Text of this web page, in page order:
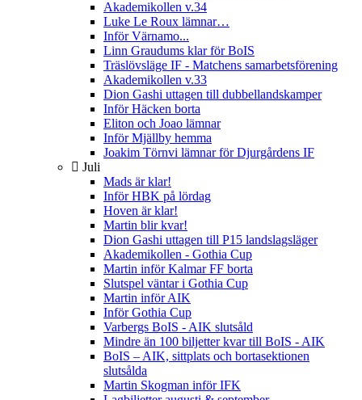
Akademikollen v.34
Luke Le Roux lämnar…
Inför Värnamo...
Linn Graudums klar för BoIS
Träslövsläge IF - Matchens samarbetsförening
Akademikollen v.33
Dion Gashi uttagen till dubbellandskamper
Inför Häcken borta
Eliton och Joao lämnar
Inför Mjällby hemma
Joakim Törnvi lämnar för Djurgårdens IF
Juli
Mads är klar!
Inför HBK på lördag
Hoven är klar!
Martin blir kvar!
Dion Gashi uttagen till P15 landslagsläger
Akademikollen - Gothia Cup
Martin inför Kalmar FF borta
Slutspel väntar i Gothia Cup
Martin inför AIK
Inför Gothia Cup
Varbergs BoIS - AIK slutsåld
Mindre än 100 biljetter kvar till BoIS - AIK
BoIS – AIK, sittplats och bortasektionen
slutsålda
Martin Skogman inför IFK